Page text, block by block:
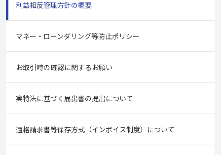
利益相反管理方針の概要
マネー・ローンダリング等防止ポリシー
お取引時の確認に関するお願い
実特法に基づく届出書の提出について
適格請求書等保存方式（インボイス制度）について